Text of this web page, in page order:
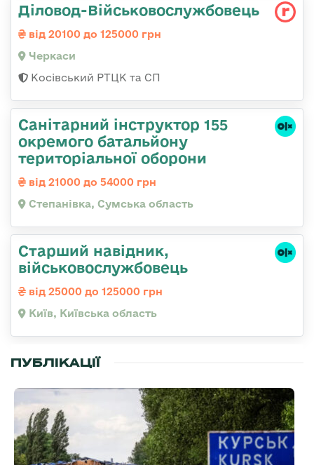
Діловод-Військовослужбовець
від 20100 до 125000 грн
Черкаси
Косівський РТЦК та СП
Санітарний інструктор 155
окремого батальйону
територіальної оборони
від 21000 до 54000 грн
Степанівка, Сумська область
Стаpший навідник,
військовослужбовець
від 25000 до 125000 грн
Київ, Київська область
ПУБЛІКАЦІЇ